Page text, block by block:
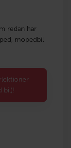
redan har
mopedbil
bil)!